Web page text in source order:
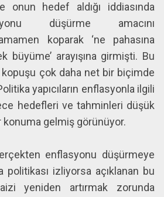
onun hedef aldığı iddiasında
düşürme amacını
koparak ‘ne pahasına
büyüme’ arayışına girmişti. Bu
çok daha net bir biçimde
yapıcıların enflasyonla ilgili
hedefleri ve tahminleri düşük
gelmiş görünüyor.
enflasyonu düşürmeye
politikası izliyorsa açıklanan bu
yeniden artırmak zorunda